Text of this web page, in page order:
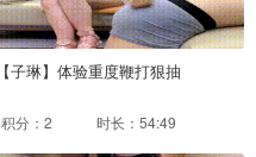
【子琳】体验重度鞭打狠抽
积分：2 时长：54:49